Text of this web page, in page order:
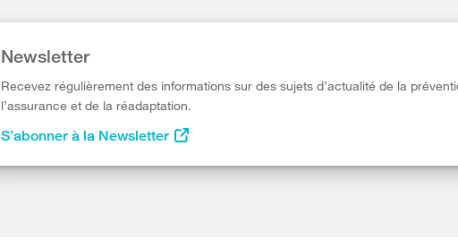
Newsletter
Recevez régulièrement des informations sur des sujets d’actualité de la
l’assurance et de la réadaptation.
S’abonner à la Newsletter